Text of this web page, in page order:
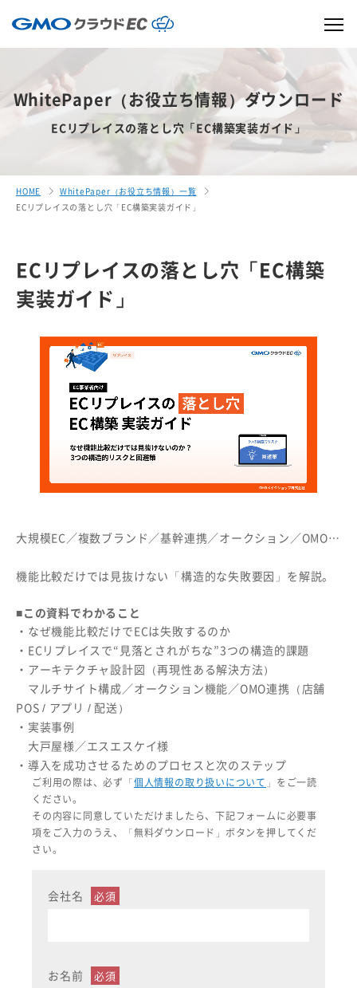
WhitePaper（お役立ち情報）ダウンロード
ECリプレイスの落とし穴「EC構築実装ガイド」
HOME
WhitePaper（お役立ち情報）一覧
ECリプレイスの落とし穴「EC構築実装ガイド」
ECリプレイスの落とし穴「EC構築
実装ガイド」
大規模EC／複数ブランド／基幹連携／オークション／OMO…
機能比較だけでは見抜けない「構造的な失敗要因」を解説。
■この資料でわかること
・なぜ機能比較だけでECは失敗するのか
・ECリプレイスで“見落とされがちな”3つの構造的課題
・アーキテクチャ設計図（再現性ある解決方法）
マルチサイト構成／オークション機能／OMO連携（店舗
POS / アプリ / 配送）
・実装事例
大戸屋様／エスエスケイ様
・導入を成功させるためのプロセスと次のステップ
ご利用の際は、必ず「個人情報の取り扱いについて 」をご一読
ください。
その内容に同意していただけましたら、下記フォームに必要事
項をご入力のうえ、「無料ダウンロード」ボタンを押してくだ
さい。
会社名
お名前